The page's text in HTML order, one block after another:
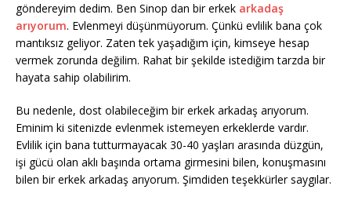
göndereyim dedim. Ben Sinop dan bir erkek arkadaş
arıyorum. Evlenmeyi düşünmüyorum. Çünkü evlilik bana çok
mantıksız geliyor. Zaten tek yaşadığım için, kimseye hesap
vermek zorunda değilim. Rahat bir şekilde istediğim tarzda bir
hayata sahip olabilirim.
Bu nedenle, dost olabileceğim bir erkek arkadaş arıyorum.
Eminim ki sitenizde evlenmek istemeyen erkeklerde vardır.
Evlilik için bana tutturmayacak 30-40 yaşları arasında düzgün,
işi gücü olan aklı başında ortama girmesini bilen, konuşmasını
bilen bir erkek arkadaş arıyorum. Şimdiden teşekkürler saygılar.